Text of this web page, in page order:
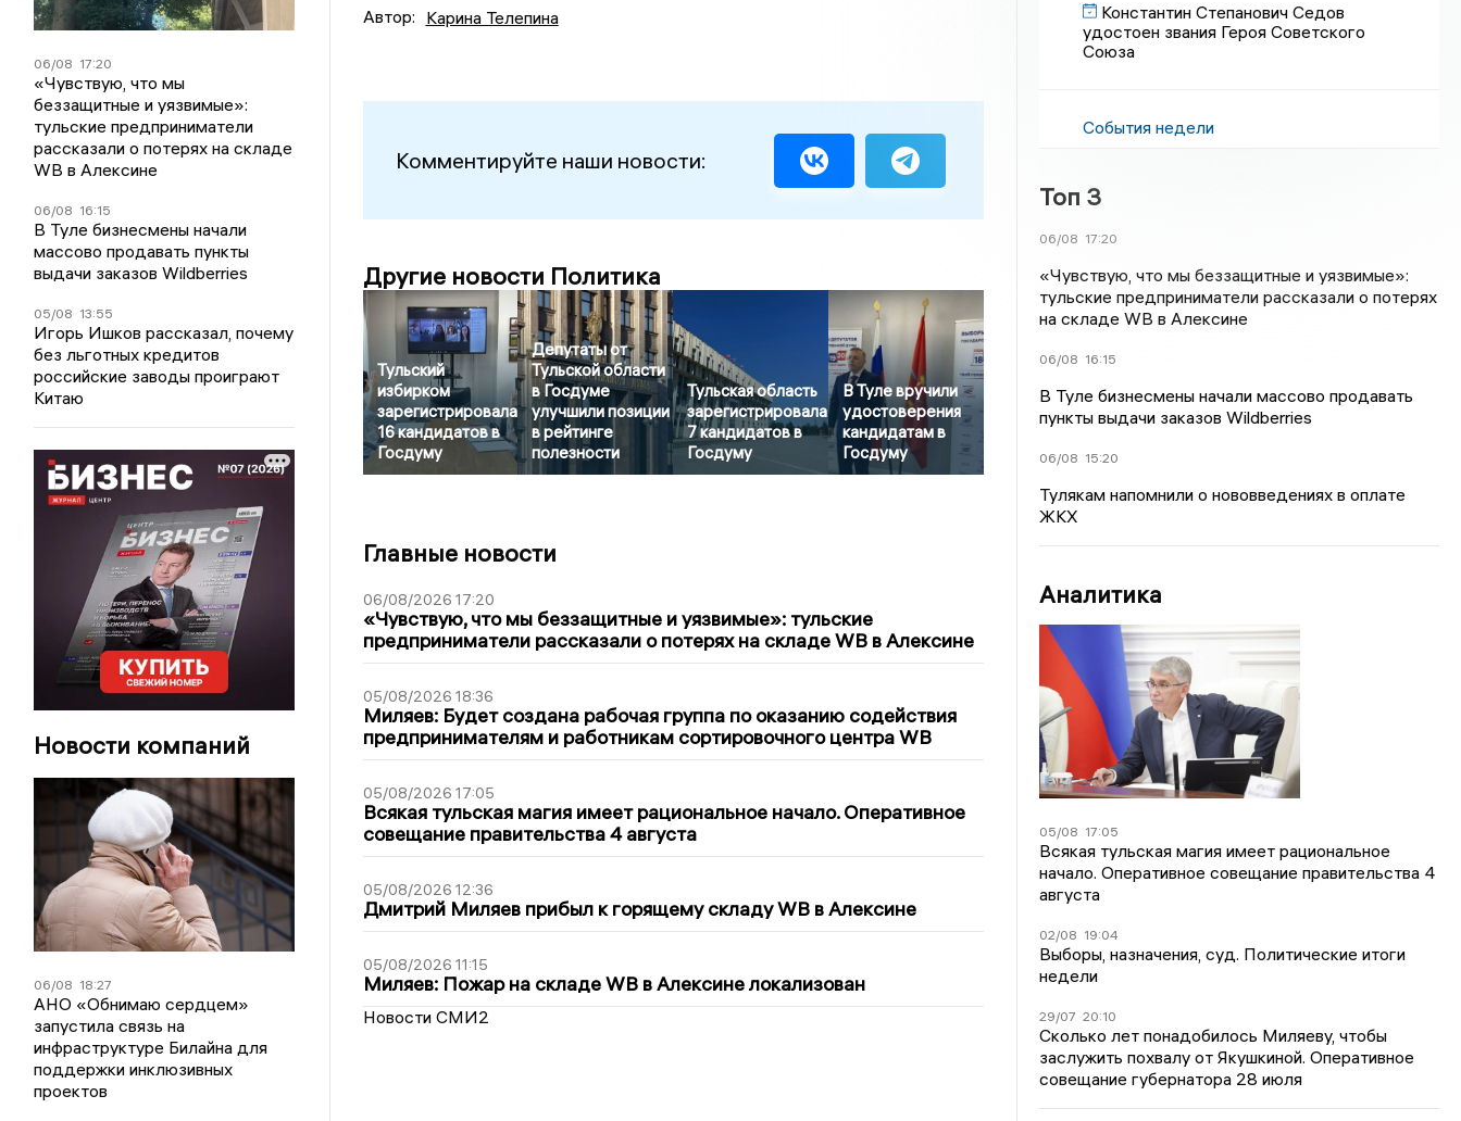
06/08 17:20
«Чувствую, что мы
беззащитные и уязвимые»:
тульские предприниматели
рассказали о потерях на складе
WB в Алексине
06/08 16:15
В Туле бизнесмены начали
массово продавать пункты
выдачи заказов Wildberries
05/08 13:55
Игорь Ишков рассказал, почему
без льготных кредитов
российские заводы проиграют
Китаю
Новости компаний
06/08 18:27
АНО «Обнимаю сердцем»
запустила связь на
инфраструктуре Билайна для
поддержки инклюзивных
проектов
Автор: Карина Телепина
Комментируйте наши новости:
Другие новости Политика
Тульский
избирком
зарегистрировала
16 кандидатов в
Госдуму
Депутаты от
Тульской области
в Госдуме
улучшили позиции
в рейтинге
полезности
Тульская область
зарегистрировала
7 кандидатов в
Госдуму
В Туле вручили
удостоверения
кандидатам в
Госдуму
Главные новости
06/08/2026 17:20
«Чувствую, что мы беззащитные и уязвимые»: тульские
предприниматели рассказали о потерях на складе WB в Алексине
05/08/2026 18:36
Миляев: Будет создана рабочая группа по оказанию содействия
предпринимателям и работникам сортировочного центра WB
05/08/2026 17:05
Всякая тульская магия имеет рациональное начало. Оперативное
совещание правительства 4 августа
05/08/2026 12:36
Дмитрий Миляев прибыл к горящему складу WB в Алексине
05/08/2026 11:15
Миляев: Пожар на складе WB в Алексине локализован
Новости СМИ2
Константин Степанович Седов
удостоен звания Героя Советского
Союза
События недели
Топ 3
06/08 17:20
«Чувствую, что мы беззащитные и уязвимые»:
тульские предприниматели рассказали о потерях
на складе WB в Алексине
06/08 16:15
В Туле бизнесмены начали массово продавать
пункты выдачи заказов Wildberries
06/08 15:20
Тулякам напомнили о нововведениях в оплате
ЖКХ
Аналитика
05/08 17:05
Всякая тульская магия имеет рациональное
начало. Оперативное совещание правительства 4
августа
02/08 19:04
Выборы, назначения, суд. Политические итоги
недели
29/07 20:10
Сколько лет понадобилось Миляеву, чтобы
заслужить похвалу от Якушкиной. Оперативное
совещание губернатора 28 июля